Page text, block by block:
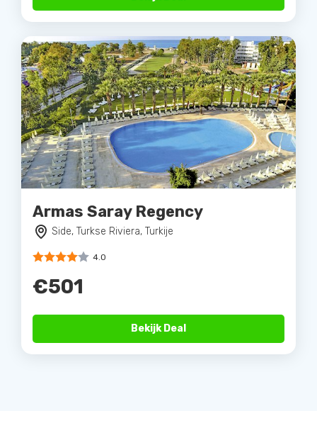
Armas Saray Regency
Side, Turkse Riviera, Turkije
4.0
€501
Bekijk Deal